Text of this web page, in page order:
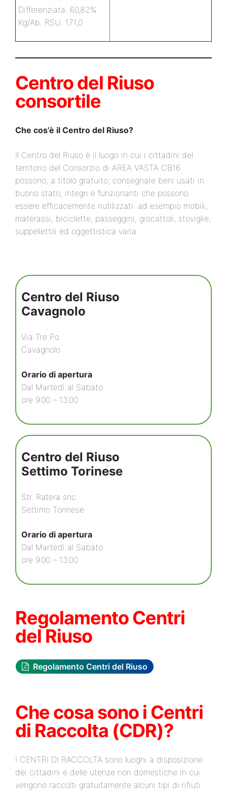
Differenziata: 60,82%
Kg/Ab. RSU: 171,0
Centro del Riuso
consortile
Che cos’è il Centro del Riuso?
Il Centro del Riuso è il luogo in cui i cittadini del
territorio del Consorzio di AREA VASTA CB16
possono, a titolo gratuito, consegnare beni usati in
buono stato, integri e funzionanti che possono
essere efficacemente riutilizzati: ad esempio mobili,
materassi, biciclette, passeggini, giocattoli, stoviglie,
suppellettili ed oggettistica varia.
Centro del Riuso
Cavagnolo
Via Tre Po
Cavagnolo
Orario di apertura
Dal Martedì al Sabato
ore 9.00 – 13.00
Centro del Riuso
Settimo Torinese
Str. Ratera snc
Settimo Torinese
Orario di apertura
Dal Martedì al Sabato
ore 9.00 – 13.00
Regolamento Centri
del Riuso
Regolamento Centri del Riuso
Che cosa sono i Centri
di Raccolta (CDR)?
I CENTRI DI RACCOLTA sono luoghi a disposizione
dei cittadini e delle utenze non domestiche in cui
vengono raccolti gratuitamente alcuni tipi di rifiuti